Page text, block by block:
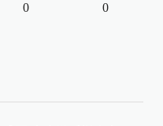
0 0